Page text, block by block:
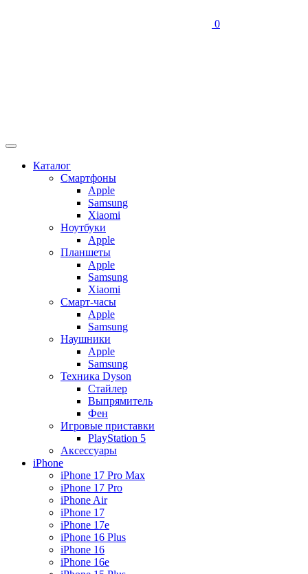
0
Каталог
Смартфоны
Apple
Samsung
Xiaomi
Ноутбуки
Apple
Планшеты
Apple
Samsung
Xiaomi
Смарт-часы
Apple
Samsung
Наушники
Apple
Samsung
Техника Dyson
Стайлер
Выпрямитель
Фен
Игровые приставки
PlayStation 5
Аксессуары
iPhone
iPhone 17 Pro Max
iPhone 17 Pro
iPhone Air
iPhone 17
iPhone 17e
iPhone 16 Plus
iPhone 16
iPhone 16e